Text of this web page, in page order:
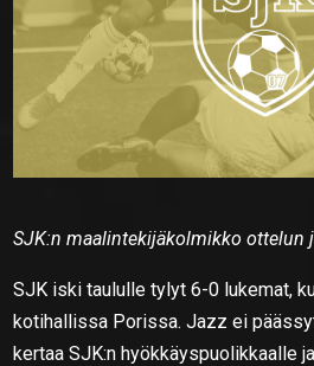
SJK:n maalintekijäkolmikko ottelun
SJK iski taululle tylyt 6-0 lukemat,
kotihallissa Porissa. Jazz ei
kertaa SJK:n hyökkäyspuolikkaalle